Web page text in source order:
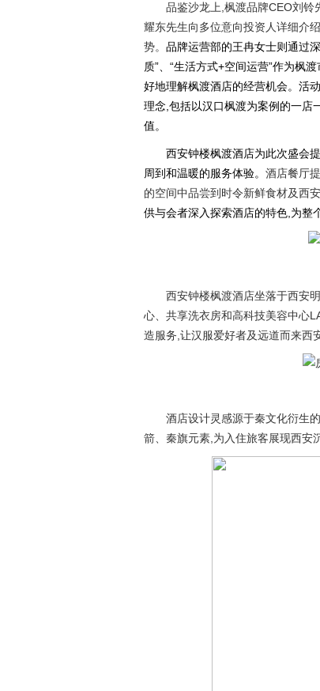
品鉴沙龙上,枫渡品牌CEO刘铃
耀东先生向多位意向投资人详细介
势。 品牌运营部的王冉女士则通过
质”、“生活方式+空间运营”作为枫
好地理解枫渡酒店的经营机会。活
理念,包括以汉口枫渡为案例的一店
值。
西安钟楼枫渡酒店为此次盛会
周到和温暖的服务体验。 酒店餐厅
的空间中品尝到时令新鲜食材及西
供与会者深入探索酒店的特色,为整
西安钟楼枫渡酒店坐落于西安
心、共享洗衣房和高科技美容中心
造服务,让汉服爱好者及远道而来西
酒店设计灵感源于秦文化衍生
箭、秦旗元素,为入住旅客展现西安